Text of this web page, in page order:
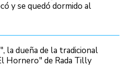
y se quedó dormido al
la dueña de la tradicional
Hornero" de Rada Tilly